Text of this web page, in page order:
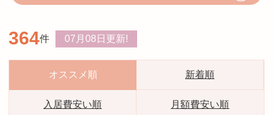
老人ホームの種類
スタッフ紹介
364件 07月08日 更新!
オススメ順 新着順
入居費安い順 月額費安い順